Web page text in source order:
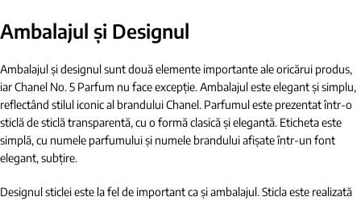
Ambalajul și Designul
Ambalajul și designul sunt două elemente importante ale oricărui produs,
iar Chanel No. 5 Parfum nu face excepție. Ambalajul este elegant și simplu,
reflectând stilul iconic al brandului Chanel. Parfumul este prezentat într-o
sticlă de sticlă transparentă, cu o formă clasică și elegantă. Eticheta este
simplă, cu numele parfumului și numele brandului afișate într-un font
elegant, subțire.
Designul sticlei este la fel de important ca și ambalajul. Sticla este realizată